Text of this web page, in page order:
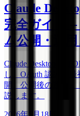
Claude
完全ガイド
ム公開・運
Claude Desktop で
し、OAuth 認証、
開、公開後の運用
説します。